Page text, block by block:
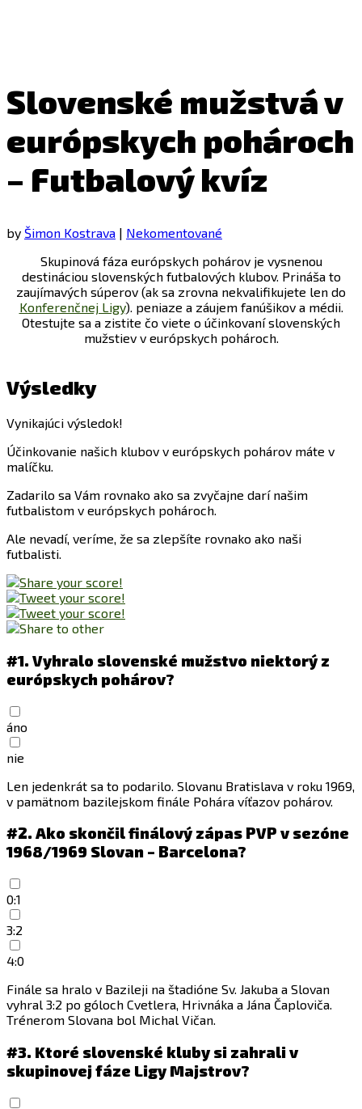
Slovenské mužstvá v
európskych pohároch
– Futbalový kvíz
by Šimon Kostrava | Nekomentované
Skupinová fáza európskych pohárov je vysnenou
destináciou slovenských futbalových klubov. Prináša to
zaujímavých súperov (ak sa zrovna nekvalifikujete len do
Konferenčnej Ligy). peniaze a záujem fanúšikov a médii.
Otestujte sa a zistite čo viete o účinkovaní slovenských
mužstiev v európskych pohároch.
Výsledky
Vynikajúci výsledok!
Účinkovanie našich klubov v európskych pohárov máte v
malíčku.
Zadarilo sa Vám rovnako ako sa zvyčajne darí našim
futbalistom v európskych pohároch.
Ale nevadí, veríme, že sa zlepšíte rovnako ako naši
futbalisti.
#1. Vyhralo slovenské mužstvo niektorý z
európskych pohárov?
áno
nie
Len jedenkrát sa to podarilo. Slovanu Bratislava v roku 1969,
v pamätnom bazilejskom finále Pohára víťazov pohárov.
#2. Ako skončil finálový zápas PVP v sezóne
1968/1969 Slovan – Barcelona?
0:1
3:2
4:0
Finále sa hralo v Bazileji na štadióne Sv. Jakuba a Slovan
vyhral 3:2 po góloch Cvetlera, Hrivnáka a Jána Čaploviča.
Trénerom Slovana bol Michal Vičan.
#3. Ktoré slovenské kluby si zahrali v
skupinovej fáze Ligy Majstrov?